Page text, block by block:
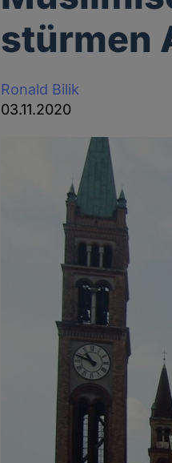
stürmen
Ronald Bilik
03.11.2020